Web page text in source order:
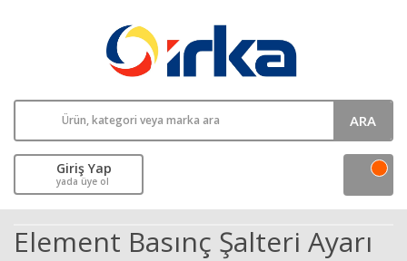
ARA
Giriş Yap
yada üye ol
Element Basınç Şalteri Ayarı